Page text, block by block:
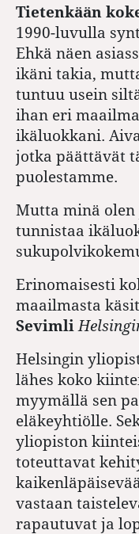
Tietenkään
1990-luvulla
Ehkä näen
ikäni takia,
tuntuu usein
ihan eri
ikäluokkani.
jotka päättävät
puolestamme.
Mutta minä
tunnistaa
Erinomaisesti
maailmasta
Sevimli
Helsingin
lähes koko
myymällä sen
eläkeyhtiölle.
yliopiston
toteuttavat
vastaan
rapautuvat ja